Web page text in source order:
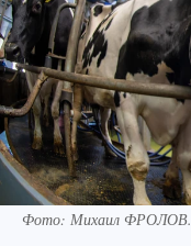
Фото: Михаил ФРОЛОВ.